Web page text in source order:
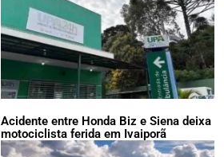
Acidente entre Honda Biz e Siena deixa
motociclista ferida em Ivaiporã